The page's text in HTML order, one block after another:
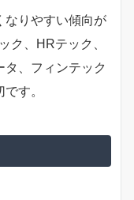
なりやすい傾向が
ク、HRテック、
、フィンテック
す。